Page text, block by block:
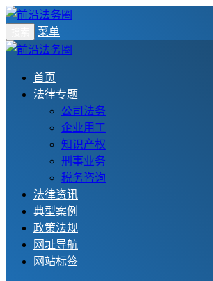
菜单
首页
法律专题
公司法务
企业用工
知识产权
刑事业务
税务咨询
法律资讯
典型案例
政策法规
网址导航
网站标签